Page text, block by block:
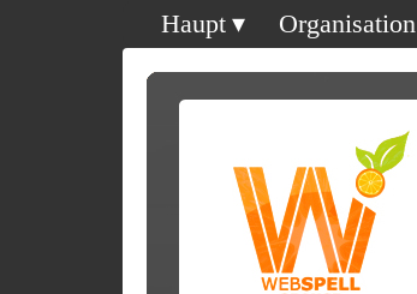
Haupt Organisation